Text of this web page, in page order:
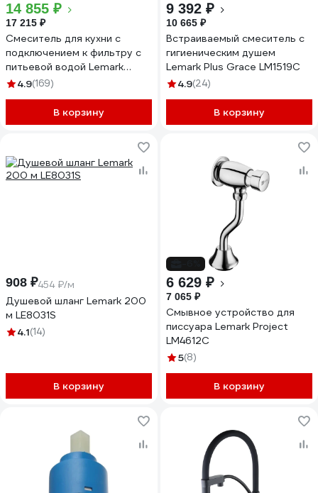
14 855 ₽
17 215 ₽
Смеситель для кухни с
подключением к фильтру с
питьевой водой Lemark
Comfort LM3070C
4.9(169)
В корзину
9 392 ₽
10 665 ₽
Встраиваемый смеситель с
гигиеническим душем
Lemark Plus Grace LM1519C
4.9(24)
В корзину
908 ₽454 ₽/м
Душевой шланг Lemark 200
м LE8031S
4.1(14)
В корзину
6 629 ₽
7 065 ₽
Смывное устройство для
писсуара Lemark Project
LM4612C
5(8)
В корзину